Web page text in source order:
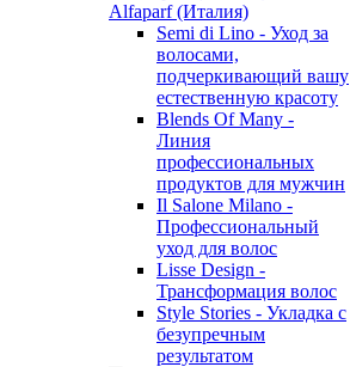
Alfaparf (Италия)
Semi di Lino - Уход за
волосами,
подчеркивающий вашу
естественную красоту
Blends Of Many -
Линия
профессиональных
продуктов для мужчин
Il Salone Milano -
Профессиональный
уход для волос
Lisse Design -
Трансформация волос
Style Stories - Укладка с
безупречным
результатом